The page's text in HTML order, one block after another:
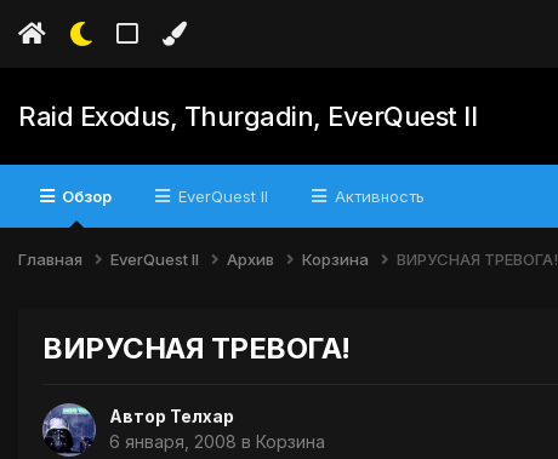
Raid Exodus, Thurgadin, EverQuest II
Обзор EverQuest II Активность
Главная EverQuest II Архив Корзина ВИРУСНАЯ ТРЕВОГА!
ВИРУСНАЯ ТРЕВОГА!
Автор Телхар
6 января, 2008 в Корзина